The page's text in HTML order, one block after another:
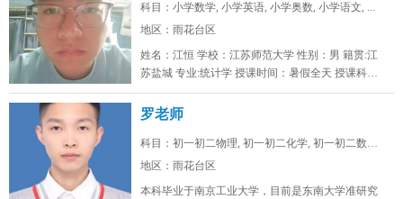
科目：小学数学, 小学英语, 小学奥数, 小学语文, ...
地区：雨花台区
姓名：江恒 学校：江苏师范大学 性别：男 籍贯:江
苏盐城 专业:统计学 授课时间：暑假全天 授课科
目：小学初...
罗老师
科目：初一初二物理, 初一初二化学, 初一初二数学, ...
地区：雨花台区
本科毕业于南京工业大学，目前是东南大学准研究